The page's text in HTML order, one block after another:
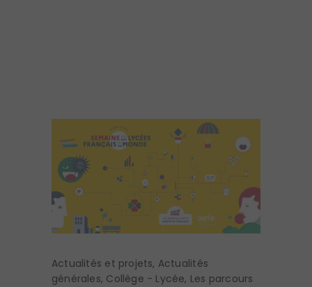
Actualités et projets, Actualités
générales, Collège - Lycée, Les parcours